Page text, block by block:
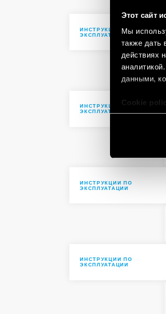
Этот сайт
Мы
также дать
действиях
данными,
Cookie
ИНСТРУКЦИИ ПО
ЭКСПЛУАТАЦИИ
ИНСТРУКЦИИ ПО
ЭКСПЛУАТАЦИИ
ИНСТРУКЦИИ ПО
ЭКСПЛУАТАЦИИ
ИНСТРУКЦИИ ПО
ЭКСПЛУАТАЦИИ